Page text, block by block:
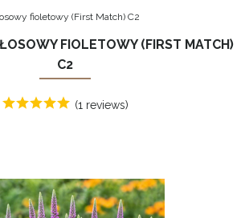
fioletowy (First Match) C2
FIOLETOWY (FIRST MATCH)
C2
(1 reviews)